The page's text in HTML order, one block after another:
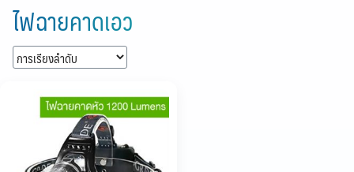
content
ไฟฉายคาดเอว